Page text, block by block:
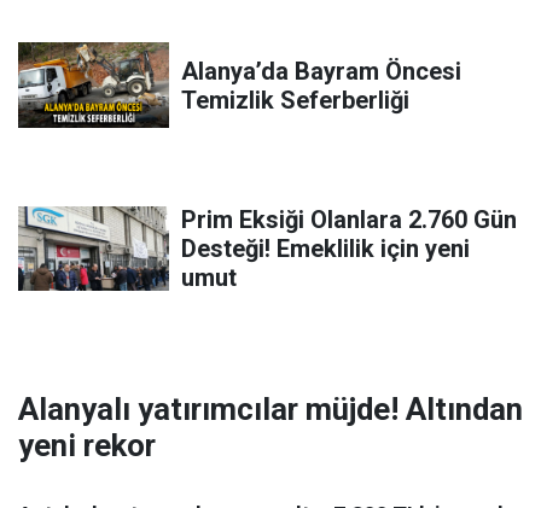
Alanya’da Bayram Öncesi
Temizlik Seferberliği
Prim Eksiği Olanlara 2.760 Gün
Desteği! Emeklilik için yeni
umut
Alanyalı yatırımcılar müjde! Altından
yeni rekor